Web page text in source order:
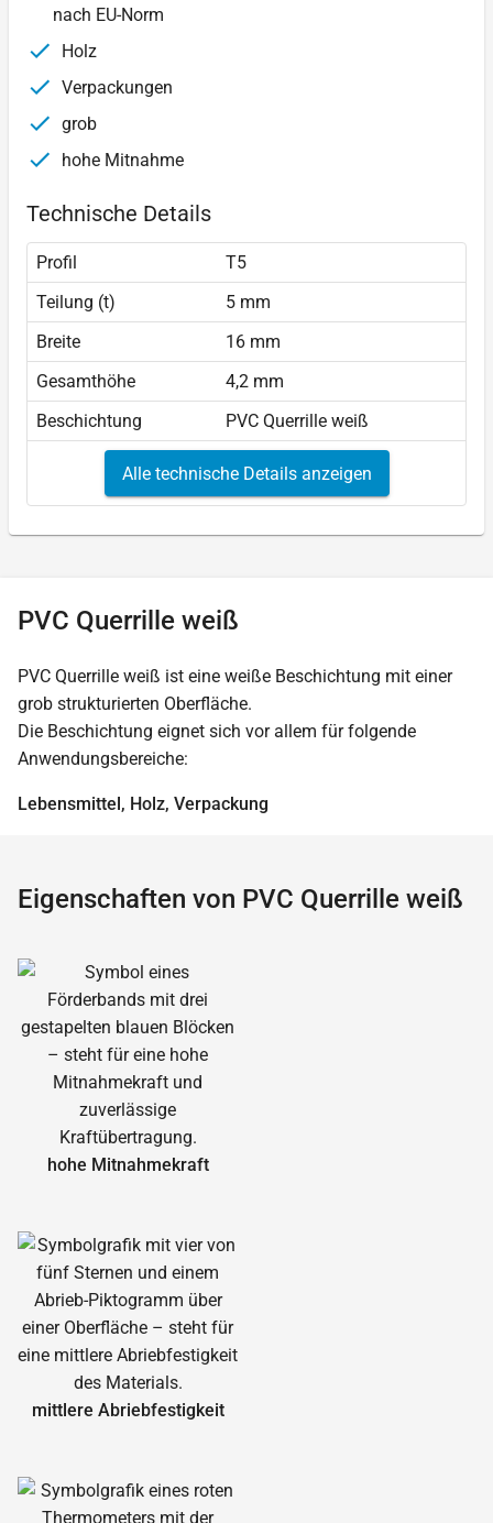
nach EU-Norm
Holz
Verpackungen
grob
hohe Mitnahme
Technische Details
Profil
T5
Teilung (t)
5 mm
Breite
16 mm
Gesamthöhe
4,2 mm
Beschichtung
PVC Querrille weiß
Alle technische Details anzeigen
PVC Querrille weiß
PVC Querrille weiß ist eine weiße Beschichtung mit einer
grob strukturierten Oberfläche.
Die Beschichtung eignet sich vor allem für folgende
Anwendungsbereiche:
Lebensmittel, Holz, Verpackung
Eigenschaften von PVC Querrille weiß
hohe Mitnahmekraft
mittlere Abrieb­festigkeit